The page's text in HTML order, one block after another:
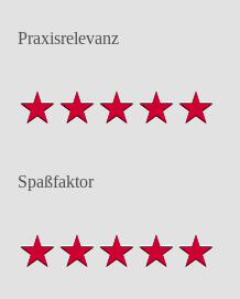
Praxisrelevanz
Spaßfaktor